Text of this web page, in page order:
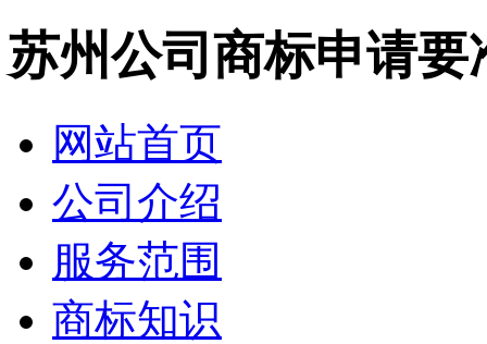
苏州公司商标申请
网站首页
公司介绍
服务范围
商标知识